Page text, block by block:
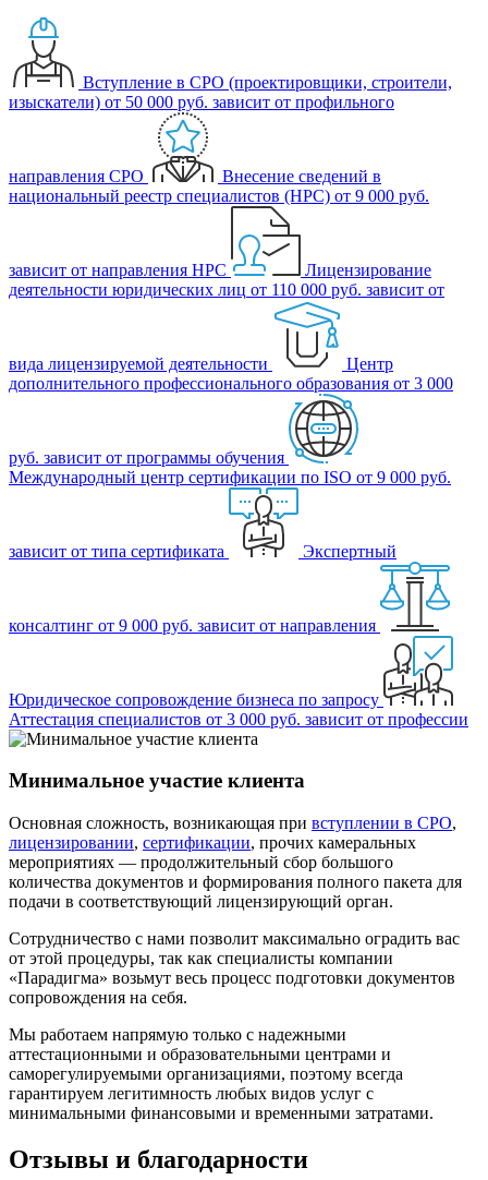
Вступление в СРО (проектировщики, строители,
изыскатели) от 50 000 руб. зависит от профильного
направления СРО
Внесение сведений в
национальный реестр специалистов (НРС) от 9 000 руб.
зависит от направления НРС
Лицензирование
деятельности юридических лиц от 110 000 руб. зависит от
вида лицензируемой деятельности
Центр
дополнительного профессионального образования от 3 000
руб. зависит от программы обучения
Международный центр сертификации по ISO от 9 000 руб.
зависит от типа сертификата Экспертный
консалтинг от 9 000 руб. зависит от направления
Юридическое сопровождение бизнеса по запросу
Аттестация специалистов от 3 000 руб. зависит от профессии
Минимальное участие клиента
Основная сложность, возникающая при вступлении в СРО,
лицензировании, сертификации, прочих камеральных
мероприятиях — продолжительный сбор большого
количества документов и формирования полного пакета для
подачи в соответствующий лицензирующий орган.
Сотрудничество с нами позволит максимально оградить вас
от этой процедуры, так как специалисты компании
«Парадигма» возьмут весь процесс подготовки документов
сопровождения на себя.
Мы работаем напрямую только с надежными
аттестационными и образовательными центрами и
саморегулируемыми организациями, поэтому всегда
гарантируем легитимность любых видов услуг с
минимальными финансовыми и временными затратами.
Отзывы и благодарности